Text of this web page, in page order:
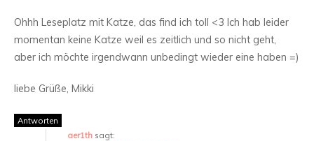
Ohhh Leseplatz mit Katze, das find ich toll <3 Ich hab leider
momentan keine Katze weil es zeitlich und so nicht geht,
aber ich möchte irgendwann unbedingt wieder eine haben =)
liebe Grüße, Mikki
Antworten
aer1th sagt: